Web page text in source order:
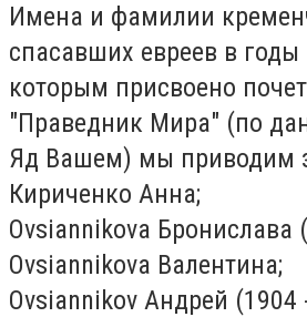
Имена и фамилии
спасавших евреев в
которым присвоено
"Праведник Мира" (по
Яд Вашем) мы приводим
Кириченко Анна;
Ovsiannikova Бронислава
Ovsiannikova Валентина;
Ovsiannikov Андрей (1904